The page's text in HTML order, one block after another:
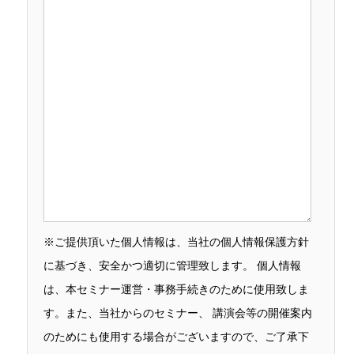
※ご提供頂いた個人情報は、当社の個人情報保護方針
に基づき、安全かつ適切に管理致します。 個人情報
は、本セミナー運営・事務手続きのために使用致しま
す。また、当社からのセミナー、 講演会等の開催案内
のためにも使用する場合がございますので、ご了承下